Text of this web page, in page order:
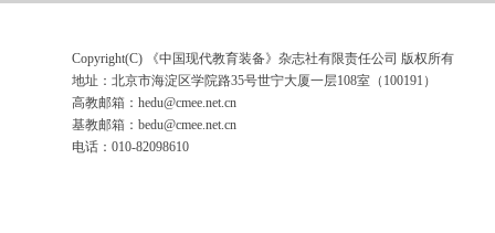
Copyright(C) 《中国现代教育装备》杂志社有限责任公司 版权所有
地址：北京市海淀区学院路35号世宁大厦一层108室（100191）
高教邮箱： hedu@cmee.net.cn
基教邮箱： bedu@cmee.net.cn
电话：010-82098610